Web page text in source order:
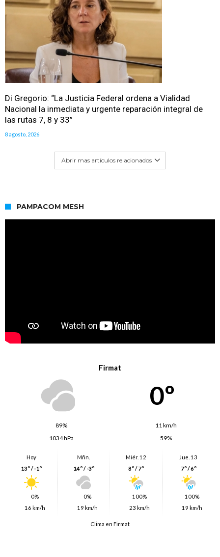
Di Gregorio: “La Justicia Federal ordena a Vialidad
Nacional la inmediata y urgente reparación integral de
las rutas 7, 8 y 33”
8 agosto, 2026
Abrir mas artículos relacionados
PAMPACOM MESH
Firmat
0º
89%
11 km/h
1034 hPa
59%
Hoy
13º / -1º
0%
16 km/h
Mñn.
14º / -3º
0%
19 km/h
Miér. 12
8º / 7º
100%
23 km/h
Jue. 13
7º / 6º
100%
19 km/h
Clima en Firmat